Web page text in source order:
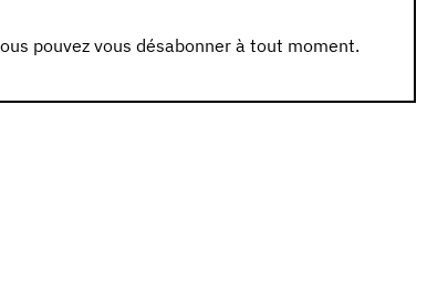
pouvez vous désabonner à tout moment.